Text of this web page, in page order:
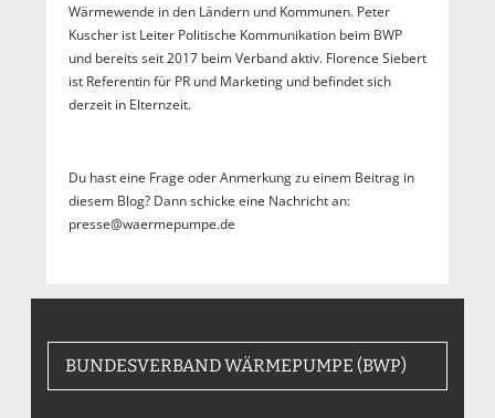
Wärmewende in den Ländern und Kommunen. Peter
Kuscher ist Leiter Politische Kommunikation beim BWP
und bereits seit 2017 beim Verband aktiv. Florence Siebert
ist Referentin für PR und Marketing und befindet sich
derzeit in Elternzeit.
Du hast eine Frage oder Anmerkung zu einem Beitrag in
diesem Blog? Dann schicke eine Nachricht an:
presse@waermepumpe.de
BUNDESVERBAND WÄRMEPUMPE (BWP)